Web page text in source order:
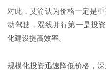
对此，艾渝认为价格一定是
动驾驶，双线并行第一是投
化建设提高效率。
规模化投资迅速降低价格，